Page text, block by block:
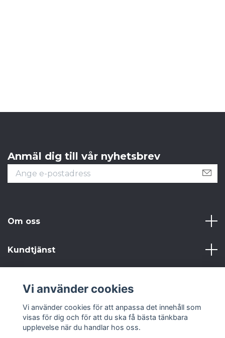
Anmäl dig till vår nyhetsbrev
Om oss
Kundtjänst
Sociala medier
Vi använder cookies
Vi använder cookies för att anpassa det innehåll som
visas för dig och för att du ska få bästa tänkbara
upplevelse när du handlar hos oss.